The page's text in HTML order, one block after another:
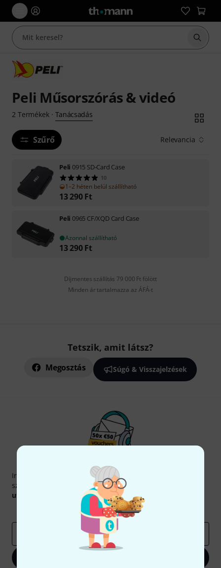
Peli Műsorszórás & videó
2 Termékek· Tanácsadás
Szűrő Relevancia
Peli 0915 SD-Card Case
10
1–2 héten belül szállítható
13 290 Ft
Peli 0965 CF/XQD Card Case
Azonnal szállítható
13 290 Ft
Díjmentes szállítás 79 000 Ft fölött
Minden ár tartalmazza az ÁFÁ-t
Tetszik, amit látsz?
Megosztás Súgó & Visszajelzések
Thomann hírlevél
Iratkozz fel a Thomann angol nyelvű hírlevelére, és kis
szerencsével megnyerheted a50egyenként
utalvány
Inspiráló gondolatok
Akciók